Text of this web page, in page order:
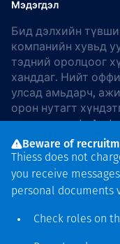
Мэдэгдэл
Бид дэлхийн
компанийн хувьд
тэдний оролцоог
ханддаг. Нийт
улсад амьдарч,
орон нутагт
хандуулдаг. In
reconciliation is
Reconciliation Action
Beware of
Thiess does not
you receive
personal documents
Check roles on